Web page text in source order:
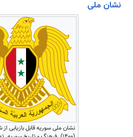
نشان ملی
نشان ملی سوریه قابل بازیابی